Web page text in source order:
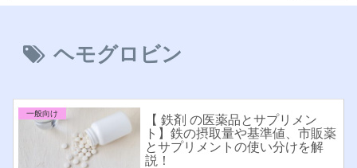
ヘモグロビン
一般向け
【 鉄剤 の医薬品とサプリメン
ト】鉄の摂取量や基準値、市販薬
とサプリメントの使い分けを解
説！